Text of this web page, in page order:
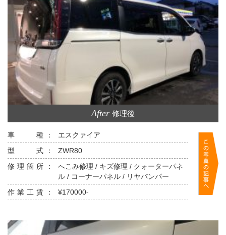
After 修理後
車 種：
エスクァイア
型 式：
ZWR80
修理箇所：
へこみ修理 / キズ修理 / クォーターパネ
ル / コーナーパネル / リヤバンパー
作業工賃：
¥170000-